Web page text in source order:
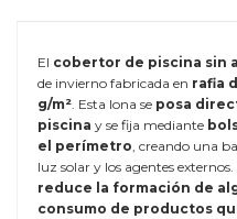
El cobertor de piscina sin
de invierno fabricada en rafia
g/m². Esta lona se posa
piscina y se fija mediante
el perímetro, creando una
luz solar y los agentes
reduce la formación de
consumo de productos